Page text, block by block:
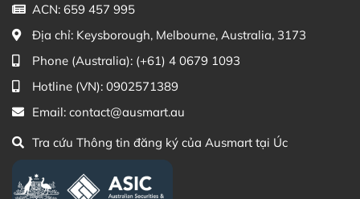
ACN: 659 457 995
Địa chỉ: Keysborough, Melbourne, Australia, 3173
Phone (Australia): (+61) 4 0679 1093
Hotline (VN): 0902571389
Email: contact@ausmart.au
Tra cứu Thông tin đăng ký của Ausmart tại Úc